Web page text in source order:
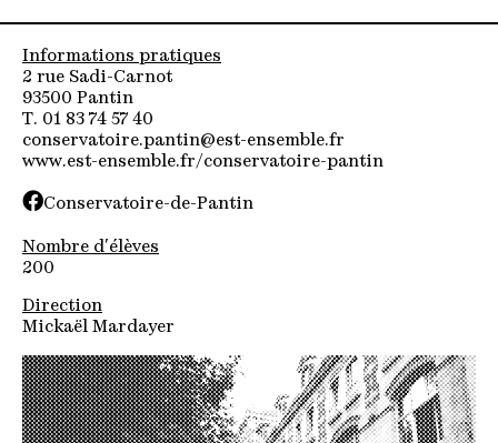
Informations pratiques
2 rue Sadi-Carnot
93500 Pantin
T. 01 83 74 57 40
conservatoire.pantin@est-ensemble.fr
www.est-ensemble.fr/conservatoire-pantin
Conservatoire-de-Pantin
Nombre d'élèves
200
Direction
Mickaël Mardayer